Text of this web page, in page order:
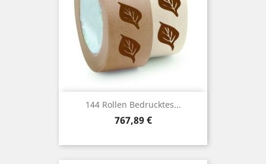
144 Rollen Bedrucktes...
Preis
767,89 €